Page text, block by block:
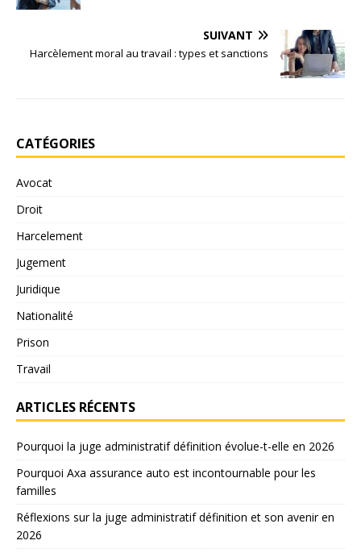
SUIVANT
Harcèlement moral au travail : types et sanctions
CATÉGORIES
Avocat
Droit
Harcelement
Jugement
Juridique
Nationalité
Prison
Travail
ARTICLES RÉCENTS
Pourquoi la juge administratif définition évolue-t-elle en 2026
Pourquoi Axa assurance auto est incontournable pour les
familles
Réflexions sur la juge administratif définition et son avenir en
2026